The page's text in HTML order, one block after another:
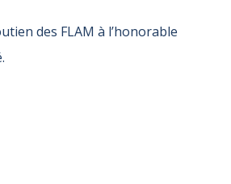
des FLAM à l’honorable